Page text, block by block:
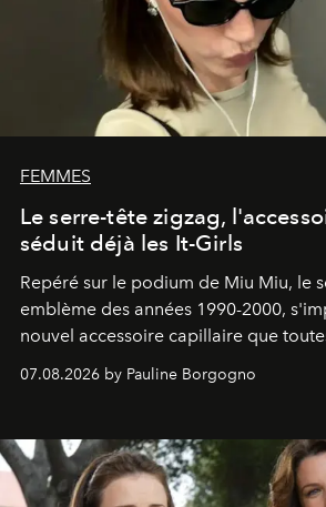
FEMMES
Le serre-tête zigzag,
séduit déjà les It-Girls
Repéré sur le podium de Miu Miu, le
emblème des années 1990-2000,
nouvel accessoire capillaire que
s'arrachent déjà.
07.08.2026 by Pauline Borgogno